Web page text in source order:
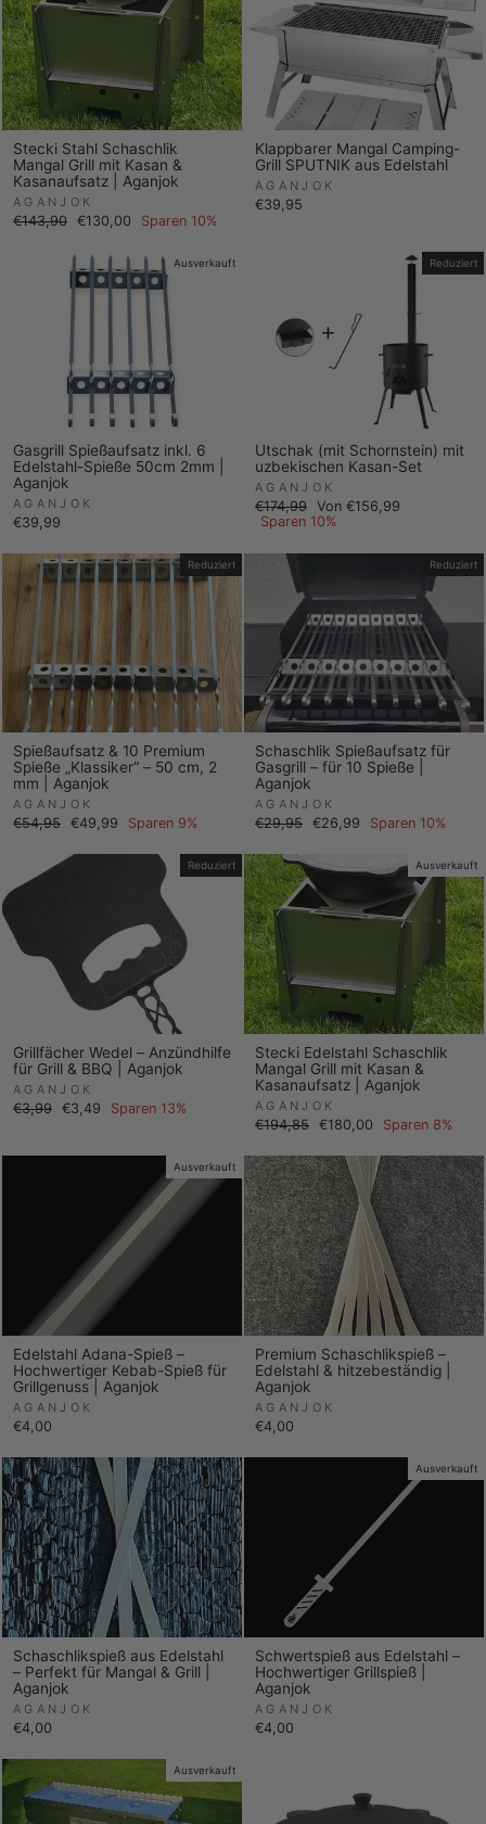
Stecki Stahl Schaschlik
Mangal Grill mit Kasan &
Kasanaufsatz | Aganjok
AGANJOK
Normaler
€143,90 Sonderpreis
€130,00 Sparen 10%
Klappbarer Mangal Camping-
Grill SPUTNIK aus Edelstahl
AGANJOK
€39,95
Ausverkauft
Gasgrill Spießaufsatz inkl. 6
Edelstahl-Spieße 50cm 2mm |
Aganjok
AGANJOK
€39,99
Reduziert
Utschak (mit Schornstein) mit
uzbekischen Kasan-Set
AGANJOK
Normaler
Preis
€174,99 Sonderpreis
Von €156,99
Sparen 10%
Reduziert
Spießaufsatz & 10 Premium
Spieße „Klassiker“ – 50 cm, 2
mm | Aganjok
AGANJOK
Normaler
€54,95 Sonderpreis
€49,99 Sparen 9%
Reduziert
Schaschlik Spießaufsatz für
Gasgrill – für 10 Spieße |
Aganjok
AGANJOK
Normaler
€29,95 Sonderpreis
€26,99 Sparen 10%
Reduziert
Grillfächer Wedel – Anzündhilfe
für Grill & BBQ | Aganjok
AGANJOK
Normaler
€3,99 Sonderpreis
€3,49 Sparen 13%
Ausverkauft
Stecki Edelstahl Schaschlik
Mangal Grill mit Kasan &
Kasanaufsatz | Aganjok
AGANJOK
Normaler
€194,85 Sonderpreis
€180,00 Sparen 8%
Ausverkauft
Edelstahl Adana-Spieß –
Hochwertiger Kebab-Spieß für
Grillgenuss | Aganjok
AGANJOK
€4,00
Premium Schaschlikspieß –
Edelstahl & hitzebeständig |
Aganjok
AGANJOK
€4,00
Schaschlikspieß aus Edelstahl
– Perfekt für Mangal & Grill |
Aganjok
AGANJOK
€4,00
Ausverkauft
Schwertspieß aus Edelstahl –
Hochwertiger Grillspieß |
Aganjok
AGANJOK
€4,00
Ausverkauft